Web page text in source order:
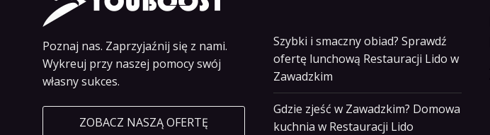
Poznaj nas. Zaprzyjaźnij się z nami.
Wykreuj przy naszej pomocy swój
własny sukces.
ZOBACZ NASZĄ OFERTĘ
Szybki i smaczny obiad? Sprawdź
ofertę lunchową Restauracji Lido w
Zawadzkim
Gdzie zjeść w Zawadzkim? Domowa
kuchnia w Restauracji Lido